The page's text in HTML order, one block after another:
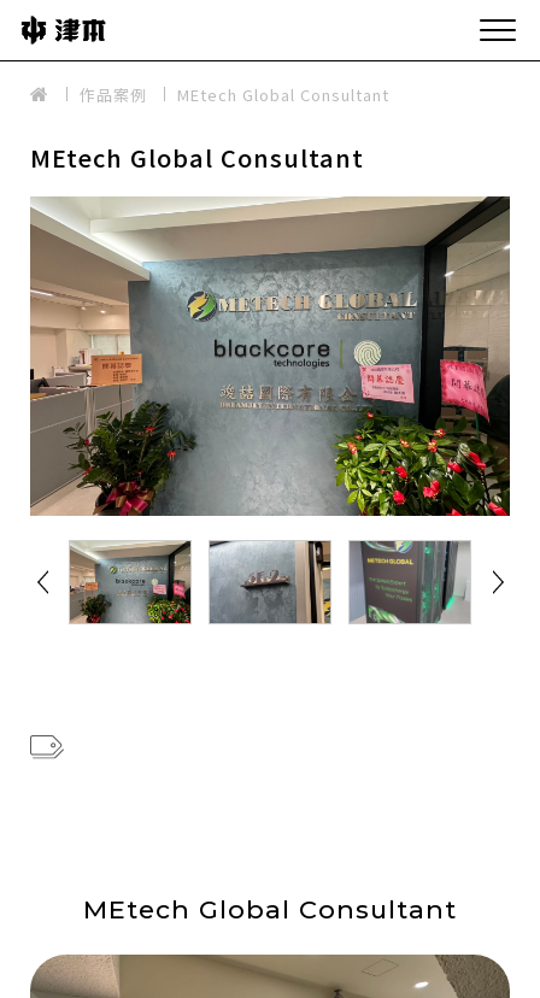
作品案例 MEtech Global Consultant
MEtech Global Consultant
MEtech Global Consultant